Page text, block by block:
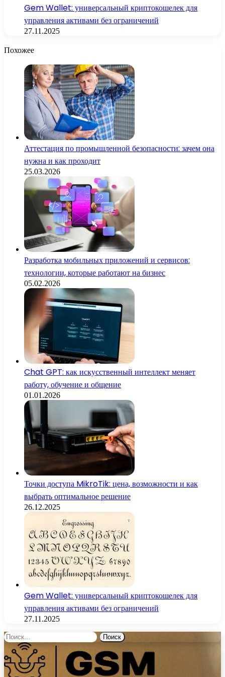
Gem Wallet: универсальный криптокошелек для
управления активами без ограничений
27.11.2025
Похожее
Аттестация по промышленной безопасности: зачем она
нужна и как проходит
25.03.2026
Разработка мобильных приложений и сервисов:
технологии, которые работают на бизнес
05.02.2026
Chat GPT: как искусственный интеллект меняет
работу, обучение и общение
01.01.2026
Точки доступа MikroTik: цена, возможности и как
выбрать оптимальное решение
26.12.2025
Gem Wallet: универсальный криптокошелек для
управления активами без ограничений
27.11.2025
Найти: